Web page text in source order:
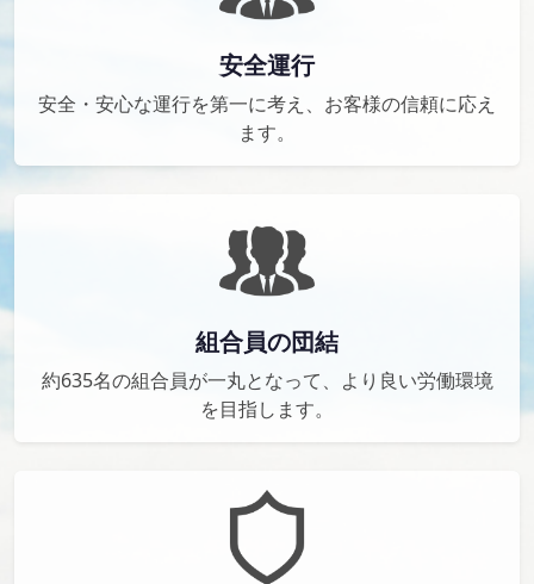
安全運行
安全・安心な運行を第一に考え、お客様の信頼に応え
ます。
組合員の団結
約635名の組合員が一丸となって、より良い労働環境
を目指します。